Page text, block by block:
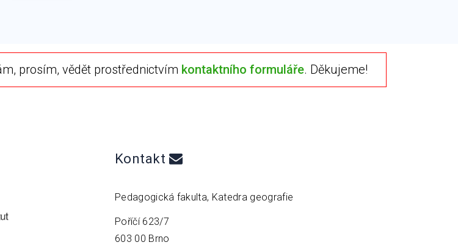
prosím, vědět prostřednictvím kontaktního formuláře. Děkujeme!
Kontakt
Pedagogická fakulta, Katedra geografie
Poříčí 623/7
603 00 Brno